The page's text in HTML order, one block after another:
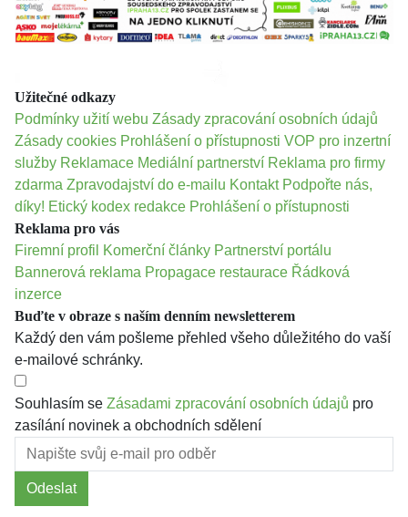
Užitečné odkazy
Podmínky užití webu Zásady zpracování osobních údajů
Zásady cookies Prohlášení o přístupnosti VOP pro inzertní
služby Reklamace Mediální partnerství Reklama pro firmy
zdarma Zpravodajství do e-mailu Kontakt Podpořte nás,
díky! Etický kodex redakce Prohlášení o přístupnosti
Reklama pro vás
Firemní profil
Komerční články Partnerství portálu
Bannerová reklama Propagace restaurace Řádková
inzerce
Buďte v obraze s naším denním newsletterem
Každý den vám pošleme přehled všeho důležitého do vaší
e-mailové schránky.
Souhlasím se Zásadami zpracování osobních údajů pro
zasílání novinek a obchodních sdělení
Odeslat